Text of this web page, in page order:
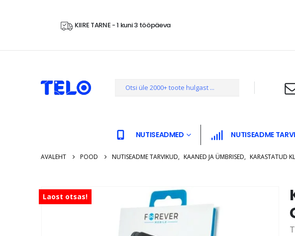
KIIRE TARNE - 1 kuni 3 tööpäeva
NUTISEADMED NUTISEADME
AVALEHT POOD NUTISEADME TARVIKUD, KAANED JA ÜMBRISED, KARASTATUD
Laost otsas!